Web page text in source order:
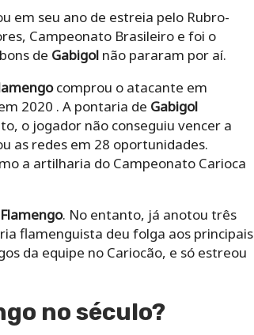
em seu ano de estreia pelo Rubro-
Campeonato Brasileiro e foi o
de Gabigolnão pararam por aí.
comprou o atacante em
2020 . A pontaria de Gabigol
o jogador não conseguiu vencer a
as redes em 28 oportunidades.
a artilharia do Campeonato Carioca
Flamengo. No entanto, já anotou três
flamenguista deu folga aos principais
da equipe no Cariocão, e só estreou
no século?